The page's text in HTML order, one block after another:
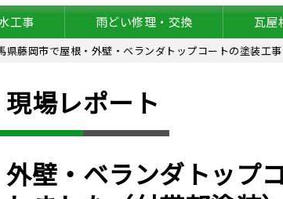
工事 雨どい修理・交換 瓦屋
県藤岡市で屋根・外壁・ベランダトップコートの塗装工事
現場レポート
壁・ベランダトップ